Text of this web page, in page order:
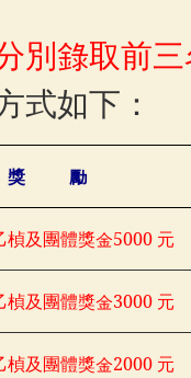
別錄取前
式如下：
勵
楨及團體獎金5000 元
楨及團體獎金3000 元
楨及團體獎金2000 元